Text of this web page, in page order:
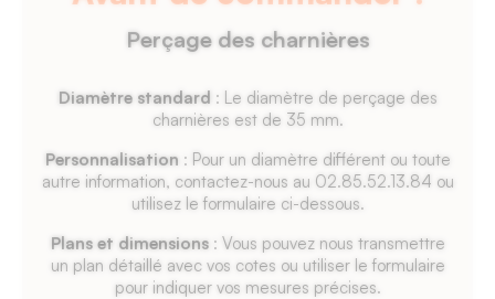
Perçage des charnières
Diamètre standard : Le diamètre de perçage des
charnières est de 35 mm.
Personnalisation : Pour un diamètre différent ou toute
autre information, contactez-nous au 02.85.52.13.84 ou
utilisez le formulaire ci-dessous.
Plans et dimensions: Vous pouvez nous transmettre
un plan détaillé avec vos cotes ou utiliser le formulaire
pour indiquer vos mesures précises.